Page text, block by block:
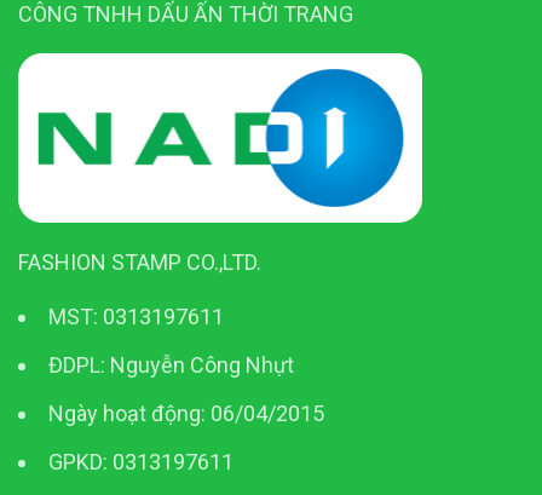
CÔNG TNHH DẤU ẤN THỜI TRANG
FASHION STAMP CO.,LTD.
MST: 0313197611
ĐDPL: Nguyễn Công Nhựt
Ngày hoạt động: 06/04/2015
GPKD: 0313197611